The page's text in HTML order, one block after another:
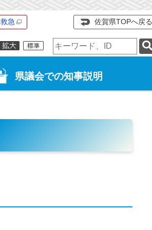
救急 佐賀県TOPへ戻る
検
索
ー
ワ
ー
県議会での知事説明